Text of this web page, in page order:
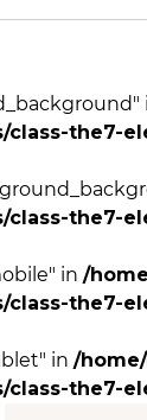
the7-
the7-
in /
the7-
in /
the7-